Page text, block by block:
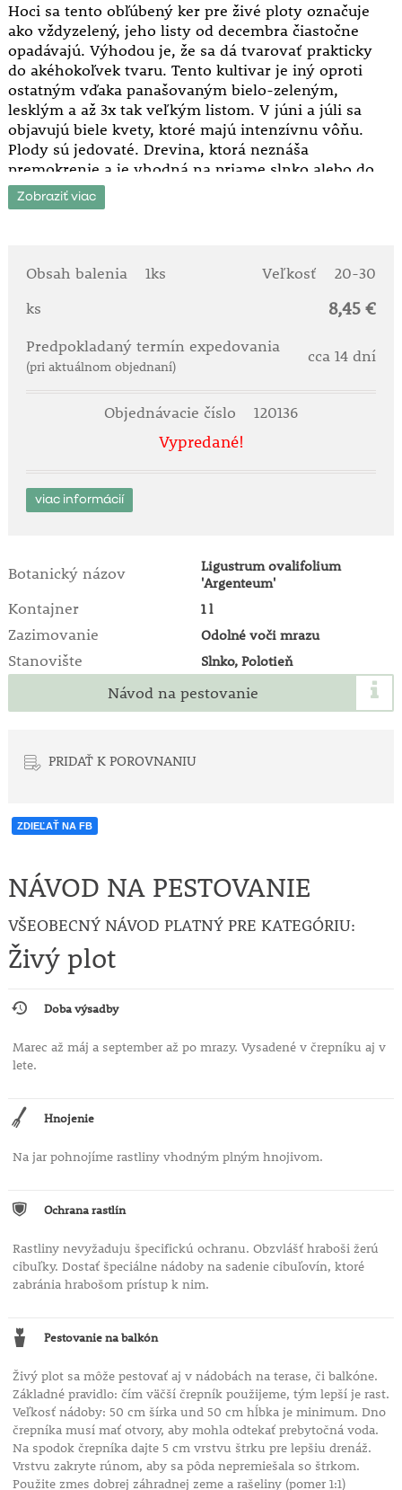
Hoci sa tento obľúbený ker pre živé ploty označuje
ako vždyzelený, jeho listy od decembra čiastočne
opadávajú. Výhodou je, že sa dá tvarovať prakticky
do akéhokoľvek tvaru. Tento kultivar je iný oproti
ostatným vďaka panašovaným bielo-zeleným,
lesklým a až 3x tak veľkým listom. V júni a júli sa
objavujú biele kvety, ktoré majú intenzívnu vôňu.
Plody sú jedovaté. Drevina, ktorá neznáša
premokrenie a je vhodná na priame slnko alebo do
polotieňa.
Zobraziť viac
Obsah balenia 1ks Veľkosť
20-30
ks
8,45 €
Predpokladaný termín expedovania
(pri aktuálnom objednaní)
cca 14 dní
Objednávacie číslo 120136
Vypredané!
viac informácií
Botanický názov
Ligustrum ovalifolium
'Argenteum'
Kontajner 1 l
Zazimovanie Odolné voči mrazu
Stanovište Slnko, Polotieň
Návod na pestovanie
PRIDAŤ K POROVNANIU
ZDIEĽAŤ NA FB
NÁVOD NA PESTOVANIE
VŠEOBECNÝ NÁVOD PLATNÝ PRE KATEGÓRIU:
Živý plot
Doba výsadby
Marec až máj a september až po mrazy. Vysadené v črepníku aj v
lete.
Hnojenie
Na jar pohnojíme rastliny vhodným plným hnojivom.
Ochrana rastlín
Rastliny nevyžaduju špecifickú ochranu. Obzvlášť hraboši žerú
cibuľky. Dostať špeciálne nádoby na sadenie cibuľovín, ktoré
zabránia hrabošom prístup k nim.
Pestovanie na balkón
Živý plot sa môže pestovať aj v nádobách na terase, či balkóne.
Základné pravidlo: čím väčší črepník použijeme, tým lepší je rast.
Veľkosť nádoby: 50 cm šírka und 50 cm hĺbka je minimum. Dno
črepníka musí mať otvory, aby mohla odtekať prebytočná voda.
Na spodok črepníka dajte 5 cm vrstvu štrku pre lepšiu drenáž.
Vrstvu zakryte rúnom, aby sa pôda nepremiešala so štrkom.
Použite zmes dobrej záhradnej zeme a rašeliny (pomer 1:1)